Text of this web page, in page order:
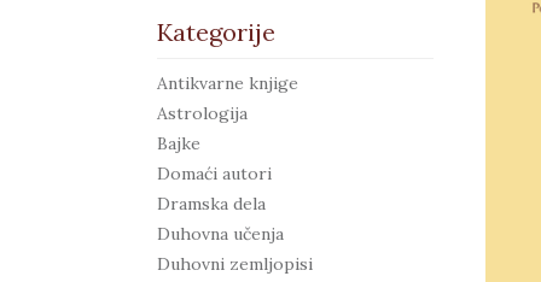
Kategorije
Antikvarne knjige
Astrologija
Bajke
Domaći autori
Dramska dela
Duhovna učenja
Duhovni zemljopisi